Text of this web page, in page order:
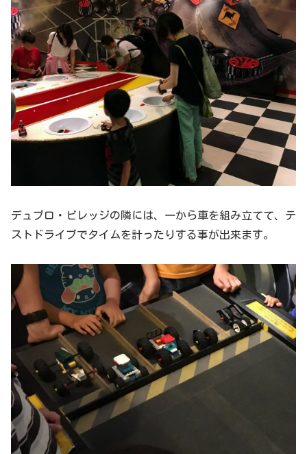
デュプロ・ビレッジの隣には、一から車を組み立てて、テ
ストドライブでタイムを計ったりする事が出来ます。